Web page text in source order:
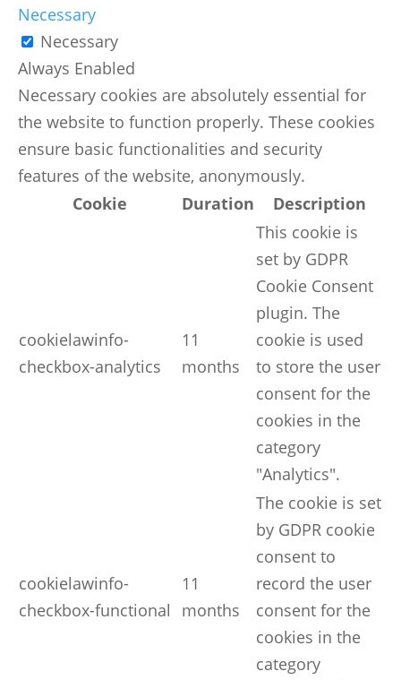
Necessary
Necessary
Always Enabled
Necessary cookies are absolutely essential for
the website to function properly. These cookies
ensure basic functionalities and security
features of the website, anonymously.
Cookie
Duration Description
cookielawinfo-
checkbox-analytics
11
months
This cookie is
set by GDPR
Cookie Consent
plugin. The
cookie is used
to store the user
consent for the
cookies in the
category
"Analytics".
cookielawinfo-
checkbox-functional
11
months
The cookie is set
by GDPR cookie
consent to
record the user
consent for the
cookies in the
category